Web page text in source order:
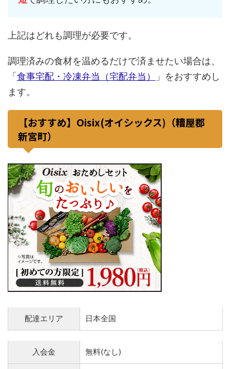
上記はどれも調理が必要です。
調理済みの食材を温めるだけで済ませたい場合は、
「 食事宅配・冷凍弁当（宅配弁当）
」をおすすめし
ます。
【おすすめ】Oisix(オイシックス)（糟屋郡
新宮町）
配達エリア 日本全国
入会金 無料(なし)